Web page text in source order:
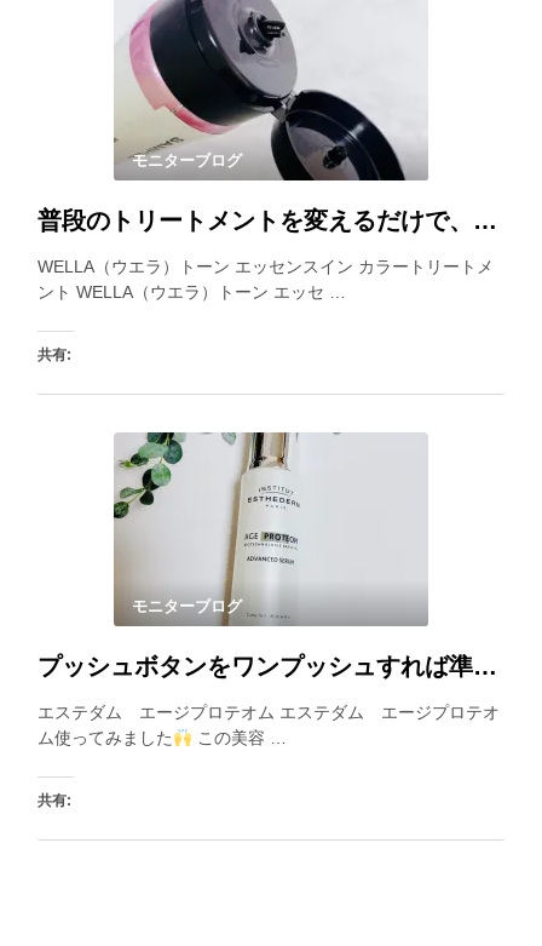
モニターブログ
普段のトリートメントを変えるだけで、白髪が目立ちにくくなるカラートリートメント。乾いた髪にも使えるので、見つけた時に使うと良いですね。
WELLA（ウエラ）トーン エッセンスイン カラートリートメ
ント WELLA（ウエラ）トーン エッセ …
共有:
モニターブログ
プッシュボタンをワンプッシュすれば準備Ok！良い香りに包まれながら柔らかいテクスチャーを楽しめます。
エステダム エージプロテオム エステダム エージプロテオ
ム使ってみました
この美容 …
共有: